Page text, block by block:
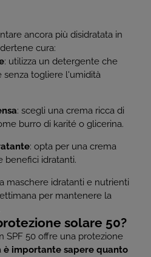
ancora più disidratata in
cura:
: utilizza un detergente che
senza togliere l'umidità
: scegli una crema ricca di
burro di karité o glicerina.
: opta per una crema
benefici idratanti.
maschere idratanti e nutrienti
per mantenere la
solare 50?
SPF 50 offre una protezione
è importante sapere quanto